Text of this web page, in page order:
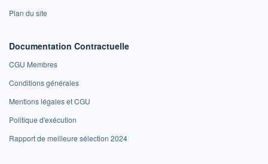
Plan du site
Documentation Contractuelle
CGU Membres
Conditions générales
Mentions légales et CGU
Politique d'exécution
Rapport de meilleure sélection 2024